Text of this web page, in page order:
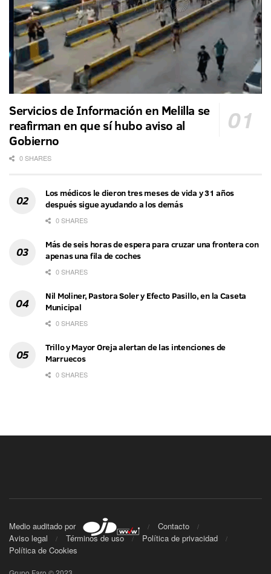
Servicios de Información en Melilla se
reafirman en que sí hubo aviso al
Gobierno
0 SHARES
Los médicos le dieron tres meses de vida y 31 años
después sigue ayudando a los demás
0 SHARES
Más de seis horas de espera para cruzar una frontera con
apenas una fila de coches
0 SHARES
Nil Moliner, Pastora Soler y Efecto Pasillo, en la Caseta
Municipal
0 SHARES
Trillo y Mayor Oreja alertan de las intenciones de
Marruecos
0 SHARES
Medio auditado por
Contacto
Aviso legal
Términos de uso
Política de privacidad
Política de Cookies